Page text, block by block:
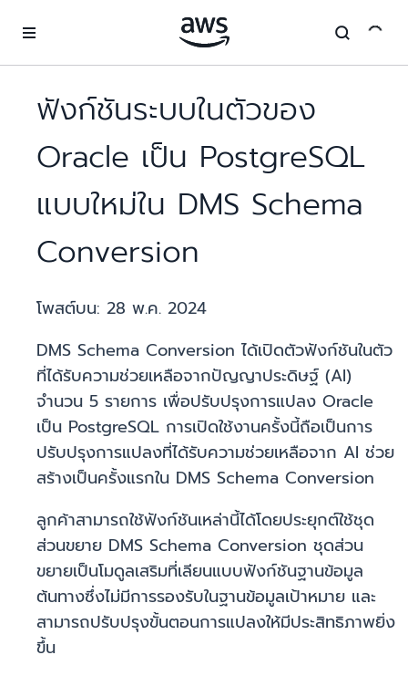
ฟังก์ชันระบบในตัวของ
Oracle เป็น PostgreSQL
แบบใหม่ใน DMS Schema
Conversion
โพสต์บน: 28 พ.ค. 2024
DMS Schema Conversion ได้เปิดตัวฟังก์ชันในตัว
ที่ได้รับความช่วยเหลือจากปัญญาประดิษฐ์ (AI)
จำนวน 5 รายการ เพื่อปรับปรุงการแปลง Oracle
เป็น PostgreSQL การเปิดใช้งานครั้งนี้ถือเป็นการ
ปรับปรุงการแปลงที่ได้รับความช่วยเหลือจาก AI ช่วย
สร้างเป็นครั้งแรกใน DMS Schema Conversion
ลูกค้าสามารถใช้ฟังก์ชันเหล่านี้ได้โดยประยุกต์ใช้ชุด
ส่วนขยาย DMS Schema Conversion ชุดส่วน
ขยายเป็นโมดูลเสริมที่เลียนแบบฟังก์ชันฐานข้อมูล
ต้นทางซึ่งไม่มีการรองรับในฐานข้อมูลเป้าหมาย และ
สามารถปรับปรุงขั้นตอนการแปลงให้มีประสิทธิภาพยิ่ง
ขึ้น